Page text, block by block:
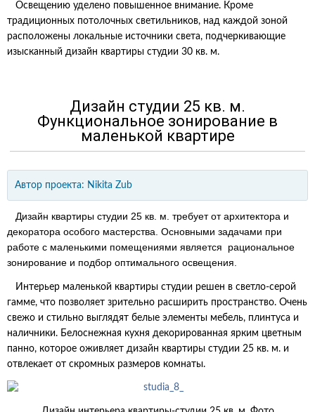
Освещению уделено повышенное внимание. Кроме
традиционных потолочных светильников, над каждой зоной
расположены локальные источники света, подчеркивающие
изысканный дизайн квартиры студии 30 кв. м.
Дизайн студии 25 кв. м.
Функциональное зонирование в
маленькой квартире
Автор проекта: Nikita Zub
Дизайн квартиры студии 25 кв. м. требует от архитектора и
декоратора особого мастерства. Основными задачами при
работе с маленькими помещениями является рациональное
зонирование и подбор оптимального освещения.
Интерьер маленькой квартиры студии решен в светло-серой
гамме, что позволяет зрительно расширить пространство. Очень
свежо и стильно выглядят белые элементы мебель, плинтуса и
наличники. Белоснежная кухня декорированная ярким цветным
панно, которое оживляет дизайн квартиры студии 25 кв. м. и
отвлекает от скромных размеров комнаты.